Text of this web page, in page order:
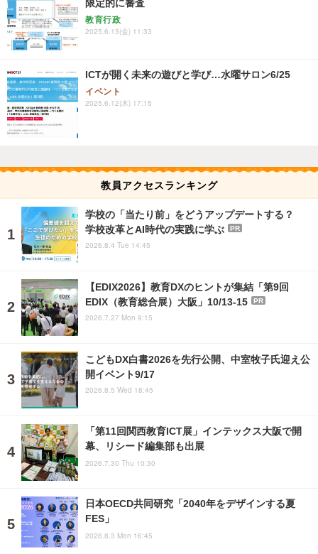
限定的に審査
教育行政
2025.6.13(金) 11:33
ICTが開く未来の遊びと学び…水曜サロン6/25
イベント
2025.6.12(木) 17:15
教員アクセスランキング
学校の「当たり前」をどうアップデートする？
学校改革とAI時代の実践に学ぶ
PR
2026.8.4 Tue 14:45
【EDIX2026】教育DXのヒントが集結「第9回
EDIX（教育総合展）大阪」10/13-15
PR
2026.7.27 Mon 9:15
こどもDX白書2026を先行公開、中室牧子氏迎え公
開イベント9/17
2026.8.5 Wed 18:45
「第11回関西教育ICT展」インテックス大阪で開
幕、リシード編集部も出展
2026.7.30 Thu 10:30
日本OECD共同研究「2040年をデザインする夏
FES」
2026.8.3 Mon 16:45